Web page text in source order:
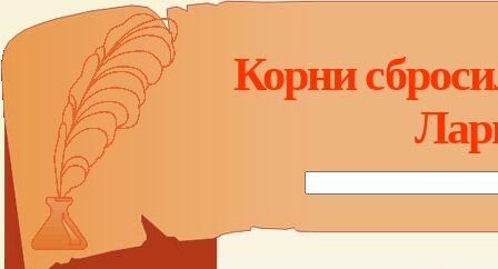
Корни